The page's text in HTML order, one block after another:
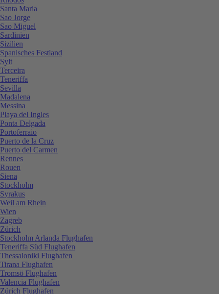
Santa Maria
Sao Jorge
Sao Miguel
Sardinien
Sizilien
Spanisches Festland
Sylt
Terceira
Teneriffa
Sevilla
Madalena
Messina
Playa del Ingles
Ponta Delgada
Portoferraio
Puerto de la Cruz
Puerto del Carmen
Rennes
Rouen
Siena
Stockholm
Syrakus
Weil am Rhein
Wien
Zagreb
Zürich
Stockholm Arlanda Flughafen
Teneriffa Süd Flughafen
Thessaloniki Flughafen
Tirana Flughafen
Tromsö Flughafen
Valencia Flughafen
Zürich Flughafen